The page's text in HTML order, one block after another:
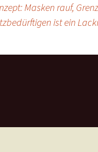
Masken rauf,
ist ein